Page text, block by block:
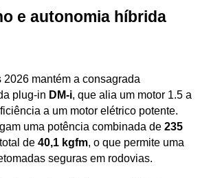
e autonomia híbrida
mantém a consagrada
plug-in DM-i, que alia um motor 1.5 a
a um motor elétrico potente.
uma potência combinada de 235
de 40,1 kgfm, o que permite uma
seguras em rodovias.